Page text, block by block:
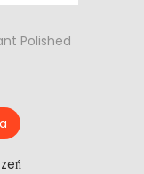
Polished